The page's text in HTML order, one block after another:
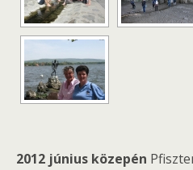
2012 június közepén